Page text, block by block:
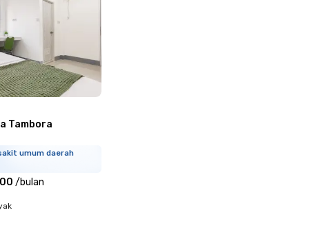
Tambora
umum daerah
/bulan